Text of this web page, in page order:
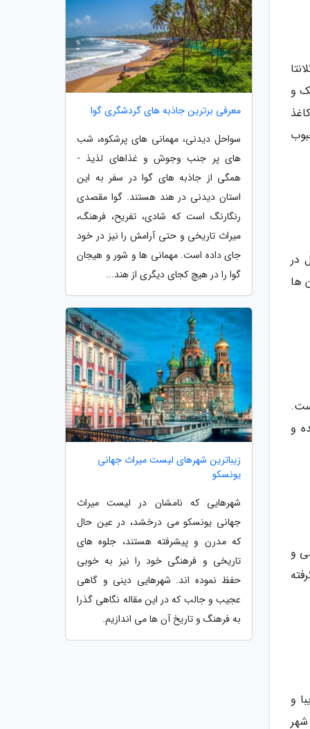
و
در
مکان ها
و
و
و
شهر
معرفی برترین جاذبه های گردشگری گوا
سواحل دیدنی، مهمانی های پرشکوه، شب
های پر جنب وجوش و غذاهای لذیذ -
همگی از جاذبه های گوا در سفر به این
استان دیدنی در هند هستند. گوا مقصدی
رنگارنگ است که شادی، تفریح، فرهنگ،
میراث تاریخی و حتی آرامش را نیز در خود
جای داده است. مهمانی ها و شور و هیجان
گوا را در هیچ کجای دیگری از هند...
زیباترین شهرهای لیست میراث جهانی
یونسکو
شهرهایی که نامشان در لیست میراث
جهانی یونسکو می درخشد، در عین حال
که مدرن و پیشرفته هستند، جلوه های
تاریخی و فرهنگی خود را نیز به خوبی
حفظ نموده اند. شهرهایی دینی و گاهی
عجیب و جالب که در این مقاله نگاهی گذرا
به فرهنگ و تاریخ آن ها می اندازیم.